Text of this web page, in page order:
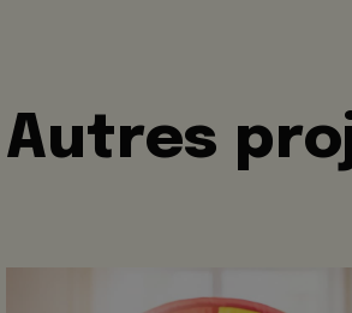
Autres